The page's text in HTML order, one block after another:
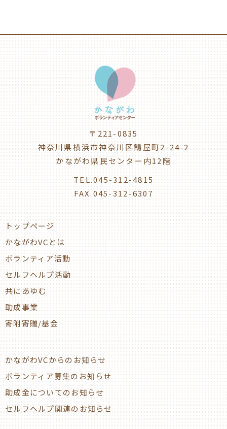
〒221-0835
神奈川県横浜市神奈川区鶴屋町2-24-2
かながわ県民センター内12階
TEL.045-312-4815
FAX.045-312-6307
トップページ
かながわVCとは
ボランティア活動
セルフヘルプ活動
共にあゆむ
助成事業
寄附寄贈/基金
かながわVCからのお知らせ
ボランティア募集のお知らせ
助成金についてのお知らせ
セルフヘルプ関連のお知らせ